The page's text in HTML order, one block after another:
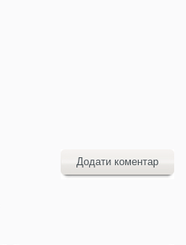
Додати коментар